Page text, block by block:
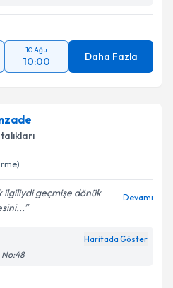
10 Ağu
10:00 Daha Fazla
ilgiliydi geçmişe dönük
Devamı
Haritada Göster
No:48